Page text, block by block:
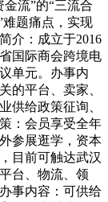
流”的“三流合
难题痛点，实现
介：成立于2016
国际商会跨境电
单元。办事内
的平台、卖家、
供给政策征询、
：会员享受全年
参展逛学，资本
目前可触达武汉
台、物流、领
事内容：可供给